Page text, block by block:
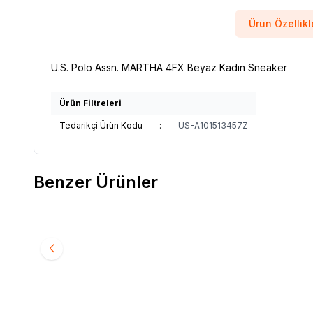
Ürün
U.S. Polo Assn. MARTHA 4FX Beyaz Kadın Sneaker
Ürün Filtreleri
Tedarikçi Ürün Kodu : US-A101513457Z
Benzer Ürünler
2.999,00